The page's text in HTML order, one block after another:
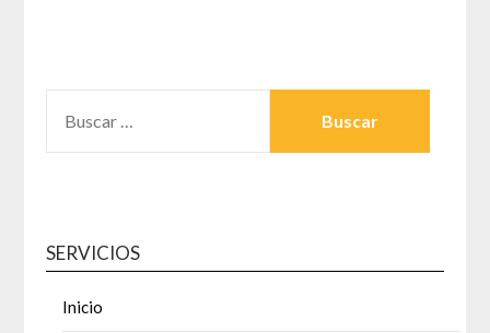
SERVICIOS
Inicio